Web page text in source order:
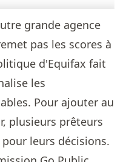
grande agence
pas les scores à
d'Equifax fait
les
Pour ajouter au
plusieurs prêteurs
leurs décisions.